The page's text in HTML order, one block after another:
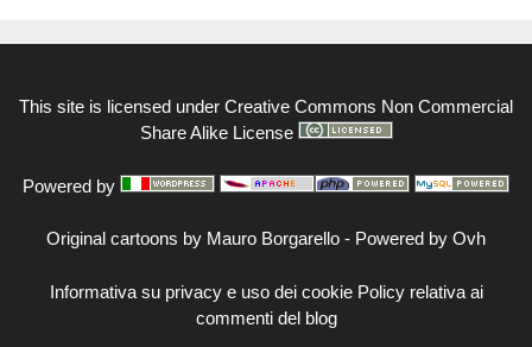
This site is licensed under Creative Commons Non Commercial
Share Alike License
Powered by
Original cartoons by Mauro Borgarello - Powered by Ovh
Informativa su privacy e uso dei cookie Policy relativa ai
commenti del blog